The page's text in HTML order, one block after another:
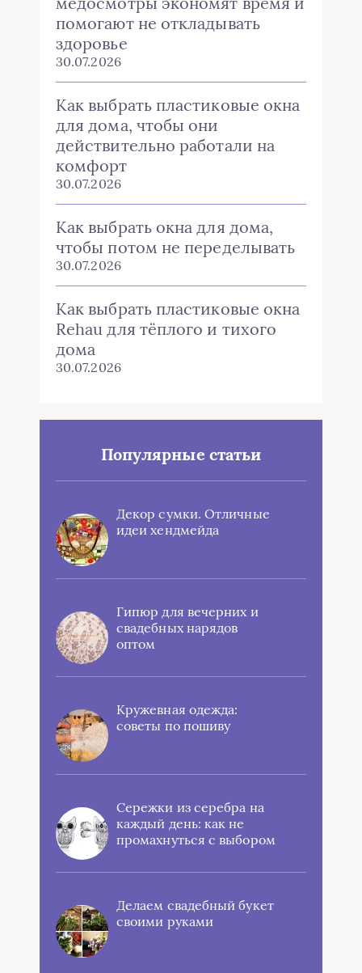
помогают не откладывать
здоровье
30.07.2026
Как выбрать пластиковые окна
для дома, чтобы они
действительно работали на
комфорт
30.07.2026
Как выбрать окна для дома,
чтобы потом не переделывать
30.07.2026
Как выбрать пластиковые окна
Rehau для тёплого и тихого
дома
30.07.2026
Популярные статьи
Декор сумки. Отличные
идеи хендмейда
Гипюр для вечерних и
свадебных нарядов
оптом
Кружевная одежда:
советы по пошиву
Сережки из серебра на
каждый день: как не
промахнуться с выбором
Делаем свадебный букет
своими руками